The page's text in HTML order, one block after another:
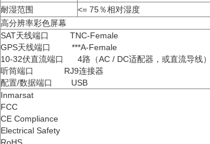
耐湿范围
<= 75％相对湿度
高分辨率彩色屏幕
SAT天线端口 TNC-Female
GPS天线端口 ***A-Female
10-32伏直流端口 4路（AC / DC适配器，或直流导线）
听筒端口 RJ9连接器
配置/数据端口 USB
Inmarsat
FCC
CE Compliance
Electrical Safety